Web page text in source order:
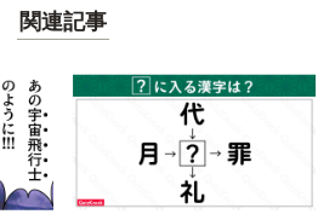
関連記事